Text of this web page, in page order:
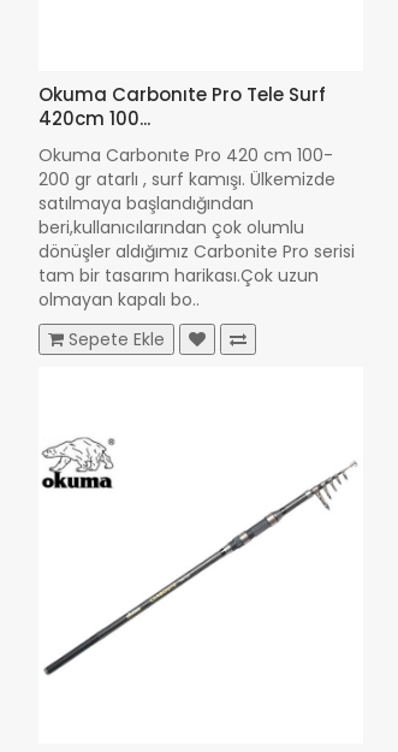
Okuma Carbonıte Pro Tele Surf
420cm 100...
Okuma Carbonıte Pro 420 cm 100-
200 gr atarlı , surf kamışı. Ülkemizde
satılmaya başlandığından
beri,kullanıcılarından çok olumlu
dönüşler aldığımız Carbonite Pro serisi
tam bir tasarım harikası.Çok uzun
olmayan kapalı bo..
0,00 TLSepete Ekle